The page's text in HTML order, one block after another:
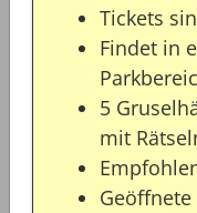
Tickets
Findet in
5
mit
Geöffnete